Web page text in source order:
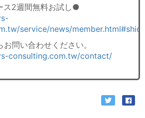
ス2週間無料お試し●
service/news/
お問い合わせください。
consulting.com.tw/contact/